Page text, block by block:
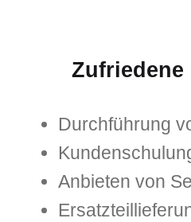
Zufriedene
Durchführung
Anbieten von